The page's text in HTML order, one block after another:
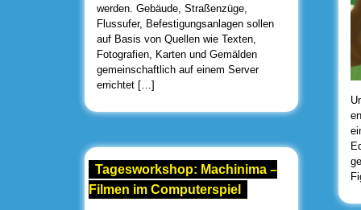
werden. Gebäude, Straßenzüge,
Flussufer, Befestigungsanlagen sollen
auf Basis von Quellen wie Texten,
Fotografien, Karten und Gemälden
gemeinschaftlich auf einem Server
errichtet […]
Tagesworkshop: Machinima –
Filmen im Computerspiel